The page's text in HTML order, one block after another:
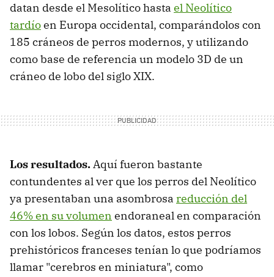
datan desde el Mesolítico hasta el Neolítico
tardíoen Europa occidental, comparándolos con
185 cráneos de perros modernos, y utilizando
como base de referencia un modelo 3D de un
cráneo de lobo del siglo XIX.
Los resultados.Aquí fueron bastante
contundentes al ver que los perros del Neolítico
ya presentaban una asombrosa reducción del
46% en su volumen endoraneal en comparación
con los lobos. Según los datos, estos perros
prehistóricos franceses tenían lo que podríamos
llamar "cerebros en miniatura", como